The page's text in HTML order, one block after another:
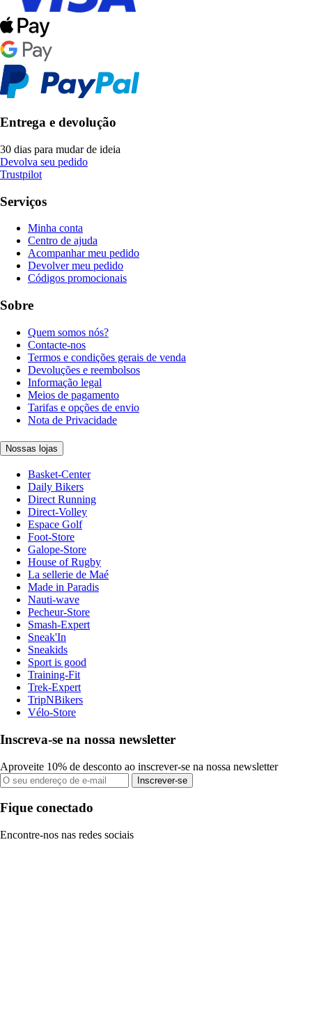
Entrega e devolução
30 dias para mudar de ideia
Devolva seu pedido
Trustpilot
Serviços
Minha conta
Centro de ajuda
Acompanhar meu pedido
Devolver meu pedido
Códigos promocionais
Sobre
Quem somos nós?
Contacte-nos
Termos e condições gerais de venda
Devoluções e reembolsos
Informação legal
Meios de pagamento
Tarifas e opções de envio
Nota de Privacidade
Nossas lojas
Basket-Center
Daily Bikers
Direct Running
Direct-Volley
Espace Golf
Foot-Store
Galope-Store
House of Rugby
La sellerie de Maé
Made in Paradis
Nauti-wave
Pecheur-Store
Smash-Expert
Sneak'In
Sneakids
Sport is good
Training-Fit
Trek-Expert
TripNBikers
Vélo-Store
Inscreva-se na nossa newsletter
Aproveite 10% de desconto ao inscrever-se na nossa newsletter
Inscrever-se
Fique conectado
Encontre-nos nas redes sociais